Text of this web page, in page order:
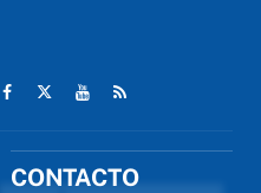
CONTACTO